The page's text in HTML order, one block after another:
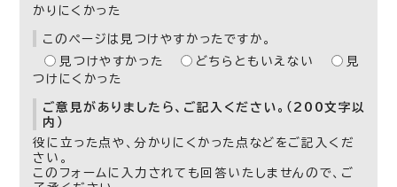
かりにくかった
このページは見つけやすかったですか。
見つけやすかった
どちらともいえない
見
つけにくかった
ご意見がありましたら、ご記入ください。（200文字以
内）
役に立った点や、分かりにくかった点などをご記入くだ
さい。
このフォームに入力されても回答いたしませんので、ご